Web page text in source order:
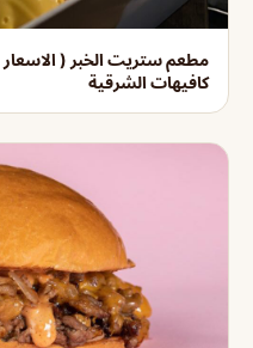
مطعم ستريت الخبر (
كافيهات الشرقية